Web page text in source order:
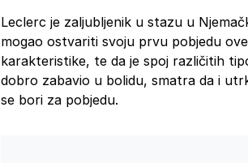
Leclerc je zaljubljenik u stazu u
mogao ostvariti svoju prvu pobjedu
karakteristike, te da je spoj različitih
dobro zabavio u bolidu, smatra da i
se bori za pobjedu.